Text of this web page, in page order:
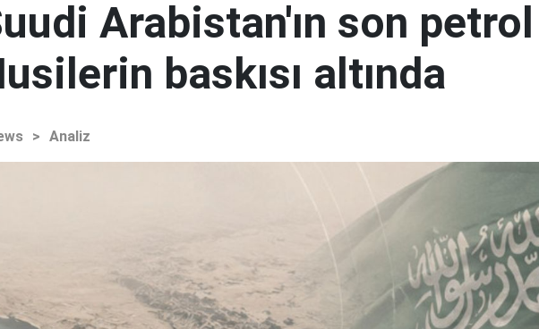
Arabistan'ın son
baskısı altında
> Analiz